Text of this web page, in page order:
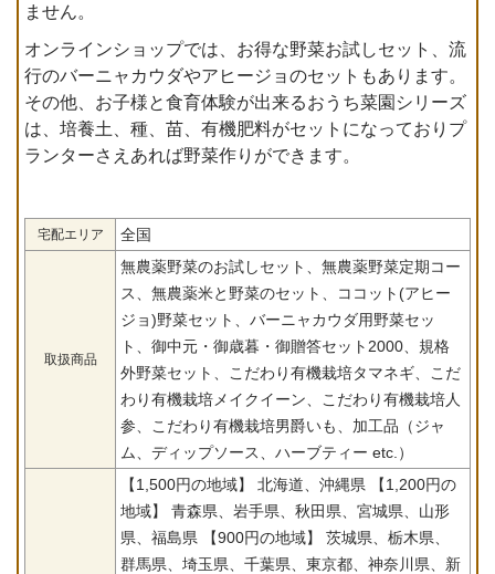
ません。
オンラインショップでは、お得な野菜お試しセット、流
行のバーニャカウダやアヒージョのセットもあります。
その他、お子様と食育体験が出来るおうち菜園シリーズ
は、培養土、種、苗、有機肥料がセットになっておりプ
ランターさえあれば野菜作りができます。
宅配エリア 全国
取扱商品
無農薬野菜のお試しセット、無農薬野菜定期コー
ス、無農薬米と野菜のセット、ココット(アヒー
ジョ)野菜セット、バーニャカウダ用野菜セッ
ト、御中元・御歳暮・御贈答セット2000、規格
外野菜セット、こだわり有機栽培タマネギ、こだ
わり有機栽培メイクイーン、こだわり有機栽培人
参、こだわり有機栽培男爵いも、加工品（ジャ
ム、ディップソース、ハーブティー etc.）
【1,500円の地域】 北海道、沖縄県 【1,200円の
地域】 青森県、岩手県、秋田県、宮城県、山形
県、福島県 【900円の地域】 茨城県、栃木県、
群馬県、埼玉県、千葉県、東京都、神奈川県、新